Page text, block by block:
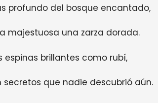
profundo del bosque encantado,
majestuosa una zarza dorada.
espinas brillantes como rubí,
secretos que nadie descubrió aún.